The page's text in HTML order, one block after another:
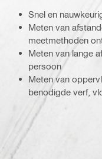
Snel en
Meten van
meetmethoden
Meten van lange
persoon
Meten van
benodigde verf,